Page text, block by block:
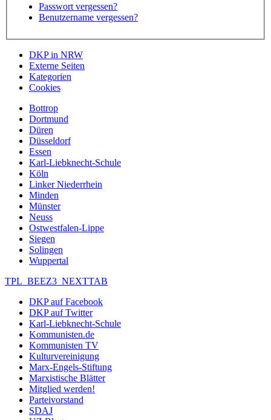
Passwort vergessen?
Benutzername vergessen?
DKP in NRW
Externe Seiten
Kategorien
Cookies
Bottrop
Dortmund
Düren
Düsseldorf
Essen
Karl-Liebknecht-Schule
Köln
Linker Niederrhein
Minden
Münster
Neuss
Ostwestfalen-Lippe
Siegen
Solingen
Wuppertal
TPL_BEEZ3_NEXTTAB
DKP auf Facebook
DKP auf Twitter
Karl-Liebknecht-Schule
Kommunisten.de
Kommunisten TV
Kulturvereinigung
Marx-Engels-Stiftung
Marxistische Blätter
Mitglied werden!
Parteivorstand
SDAJ